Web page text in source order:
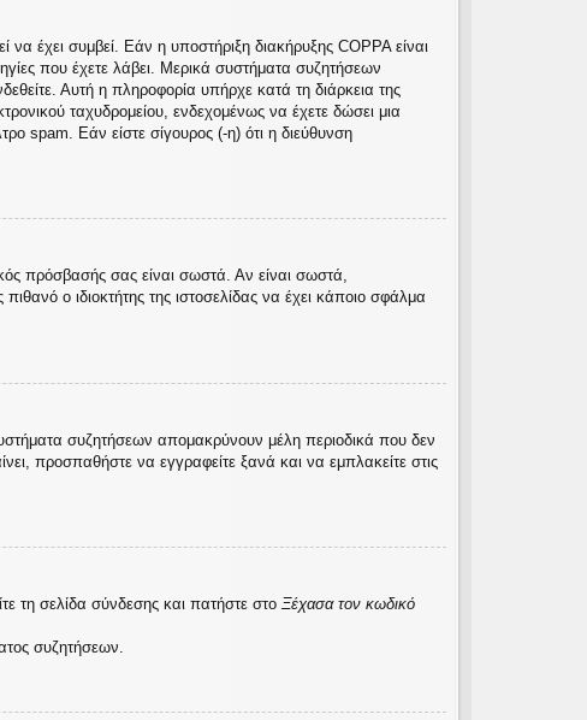
έχει συμβεί. Εάν η υποστήριξη διακήρυξης COPPA είναι
που έχετε λάβει. Μερικά συστήματα συζητήσεων
Αυτή η πληροφορία υπήρχε κατά τη διάρκεια της
ταχυδρομείου, ενδεχομένως να έχετε δώσει μια
spam. Εάν είστε σίγουρος (-η) ότι η διεύθυνση
πρόσβασής σας είναι σωστά. Αν είναι σωστά,
ο ιδιοκτήτης της ιστοσελίδας να έχει κάποιο σφάλμα
συζητήσεων απομακρύνουν μέλη περιοδικά που δεν
προσπαθήστε να εγγραφείτε ξανά και να εμπλακείτε στις
τη σελίδα σύνδεσης και πατήστε στο Ξέχασα τον κωδικό
συζητήσεων.